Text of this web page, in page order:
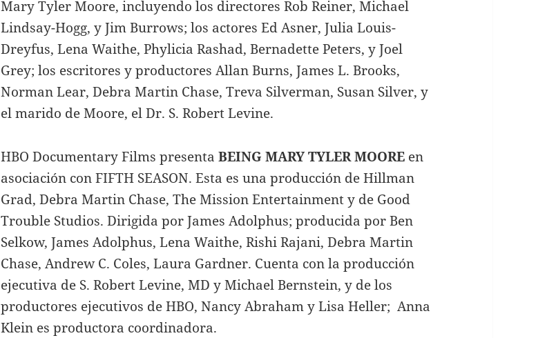
Mary Tyler Moore, incluyendo los directores Rob Reiner, Michael
Lindsay-Hogg, y Jim Burrows; los actores Ed Asner, Julia Louis-
Dreyfus, Lena Waithe, Phylicia Rashad, Bernadette Peters, y Joel
Grey; los escritores y productores Allan Burns, James L. Brooks,
Norman Lear, Debra Martin Chase, Treva Silverman, Susan Silver, y
el marido de Moore, el Dr. S. Robert Levine.
HBO Documentary Films presentaBEING MARY TYLER MOORE en
asociación con FIFTH SEASON. Esta es una producción de Hillman
Grad, Debra Martin Chase, The Mission Entertainment y de Good
Trouble Studios. Dirigida por James Adolphus; producida por Ben
Selkow, James Adolphus, Lena Waithe, Rishi Rajani, Debra Martin
Chase, Andrew C. Coles, Laura Gardner. Cuenta con la producción
ejecutiva de S. Robert Levine, MD y Michael Bernstein, y de los
productores ejecutivos de HBO, Nancy Abraham y Lisa Heller; Anna
Klein es productora coordinadora.